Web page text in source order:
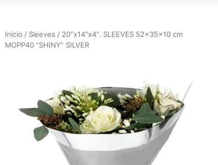
Inicio / Sleeves / 20″x14″x4″. SLEEVES 52x35x10 cm
MOPP40 “SHINY” SILVER